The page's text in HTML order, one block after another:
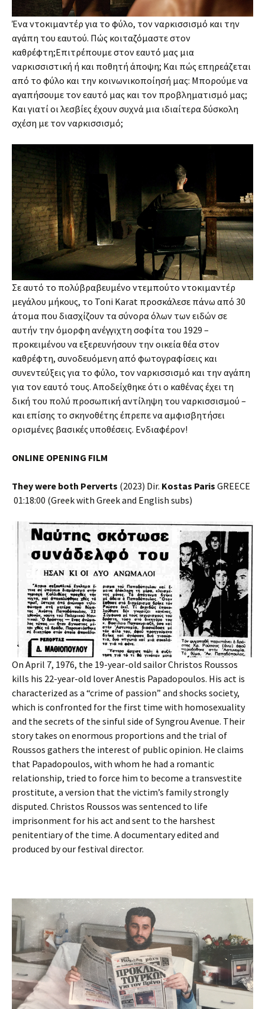
Ένα ντοκιμαντέρ για το φύλο, τον ναρκισσισμό και την
αγάπη του εαυτού. Πώς κοιταζόμαστε στον
καθρέφτη;Επιτρέπουμε στον εαυτό μας μια
ναρκισσιστική ή και ποθητή άποψη; Και πώς επηρεάζεται
από το φύλο και την κοινωνικοποίησή μας: Μπορούμε να
αγαπήσουμε τον εαυτό μας και τον προβληματισμό μας;
Και γιατί οι λεσβίες έχουν συχνά μια ιδιαίτερα δύσκολη
σχέση με τον ναρκισσισμό;
Σε αυτό το πολύβραβευμένο ντεμπούτο ντοκιμαντέρ
μεγάλου μήκους, το Toni Karat προσκάλεσε πάνω από 30
άτομα που διασχίζουν τα σύνορα όλων των ειδών σε
αυτήν την όμορφη ανέγγιχτη σοφίτα του 1929 –
προκειμένου να εξερευνήσουν την οικεία θέα στον
καθρέφτη, συνοδευόμενη από φωτογραφίσεις και
συνεντεύξεις για το φύλο, τον ναρκισσισμό και την αγάπη
για τον εαυτό τους. Αποδείχθηκε ότι ο καθένας έχει τη
δική του πολύ προσωπική αντίληψη του ναρκισσισμού –
και επίσης το σκηνοθέτης έπρεπε να αμφισβητήσει
ορισμένες βασικές υποθέσεις. Ενδιαφέρον!
ONLINE OPENING FILM
They were both Perverts (2023) Dir. Kostas Paris GREECE
01:18:00 (Greek with Greek and English subs)
On April 7, 1976, the 19-year-old sailor Christos Roussos
kills his 22-year-old lover Anestis Papadopoulos. His act is
characterized as a “crime of passion” and shocks society,
which is confronted for the first time with homosexuality
and the secrets of the sinful side of Syngrou Avenue. Their
story takes on enormous proportions and the trial of
Roussos gathers the interest of public opinion. He claims
that Papadopoulos, with whom he had a romantic
relationship, tried to force him to become a transvestite
prostitute, a version that the victim’s family strongly
disputed. Christos Roussos was sentenced to life
imprisonment for his act and sent to the harshest
penitentiary of the time. A documentary edited and
produced by our festival director.